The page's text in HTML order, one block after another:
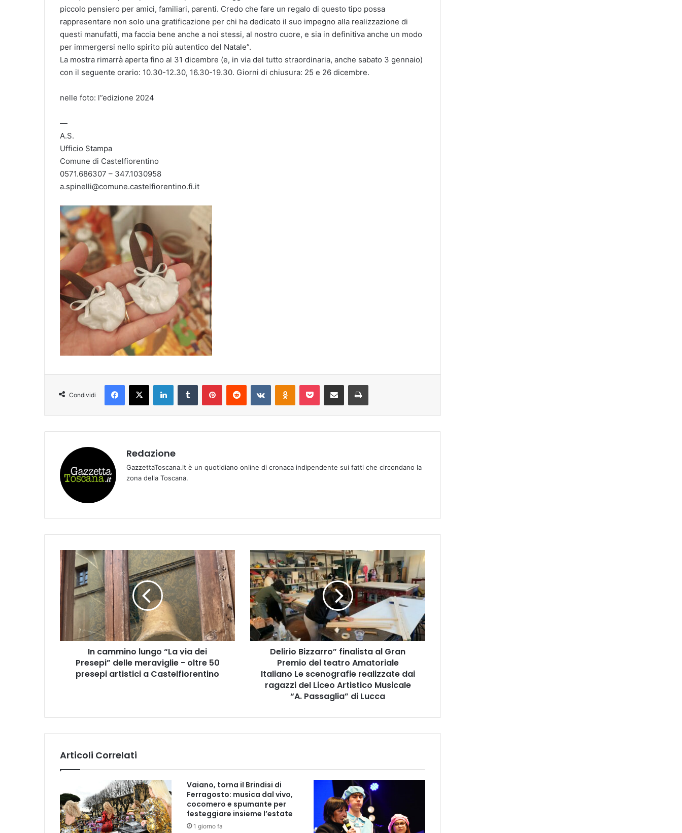
piccolo pensiero per amici, familiari, parenti. Credo che fare un regalo di questo tipo possa
rappresentare non solo una gratificazione per chi ha dedicato il suo impegno alla realizzazione di
questi manufatti, ma faccia bene anche a noi stessi, al nostro cuore, e sia in definitiva anche un modo
per immergersi nello spirito più autentico del Natale”.
La mostra rimarrà aperta fino al 31 dicembre (e, in via del tutto straordinaria, anche sabato 3 gennaio)
con il seguente orario: 10.30-12.30, 16.30-19.30. Giorni di chiusura: 25 e 26 dicembre.
nelle foto: l”edizione 2024
—
A.S.
Ufficio Stampa
Comune di Castelfiorentino
0571.686307 – 347.1030958
a.spinelli@comune.castelfiorentino.fi.it
Condividi
Redazione
GazzettaToscana.it è un quotidiano online di cronaca indipendente sui fatti che circondano la
zona della Toscana.
I
n
c
a
m
m
n
o
v
a
d
P
r
e
In cammino lungo “La via dei
Presepi” delle meraviglie - oltre 50
presepi artistici a Castelfiorentino
D
e
l
i
r
i
o
B
i
i
l
s
a
Delirio Bizzarro” finalista al Gran
Premio del teatro Amatoriale
Italiano Le scenografie realizzate dai
ragazzi del Liceo Artistico Musicale
“A. Passaglia” di Lucca
Articoli Correlati
Vaiano, torna il Brindisi di
Ferragosto: musica dal vivo,
cocomero e spumante per
festeggiare insieme l’estate
1 giorno fa